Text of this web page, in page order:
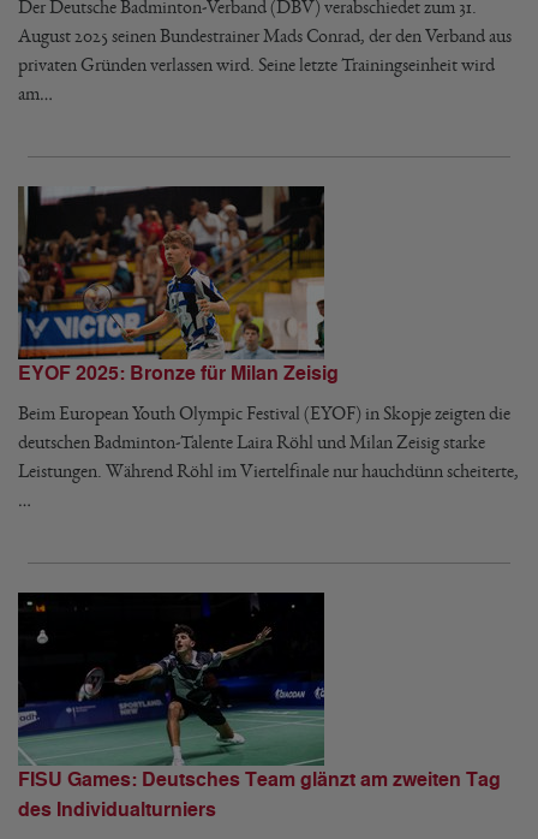
Der Deutsche Badminton-Verband (DBV) verabschiedet zum 31.
August 2025 seinen Bundestrainer Mads Conrad, der den Verband aus
privaten Gründen verlassen wird. Seine letzte Trainingseinheit wird
am…
EYOF 2025: Bronze für Milan Zeisig
Beim European Youth Olympic Festival (EYOF) in Skopje zeigten die
deutschen Badminton-Talente Laira Röhl und Milan Zeisig starke
Leistungen. Während Röhl im Viertelfinale nur hauchdünn scheiterte,
…
FISU Games: Deutsches Team glänzt am zweiten Tag
des Individualturniers